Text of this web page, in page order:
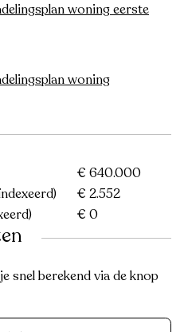
woning eerste
woning
€ 640.000
€ 2.552
€ 0
snel berekend via de knop